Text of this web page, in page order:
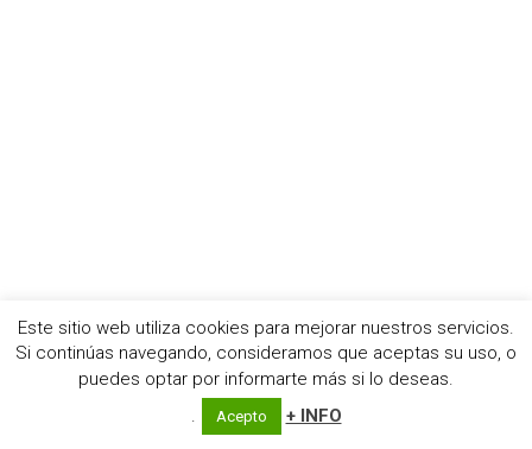
Este sitio web utiliza cookies para mejorar nuestros servicios.
Si continúas navegando, consideramos que aceptas su uso, o
puedes optar por informarte más si lo deseas.
.
Acepto + INFO